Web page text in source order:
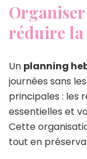
réduire la
Un planning
journées sans
principales : les
essentielles et
Cette
tout en